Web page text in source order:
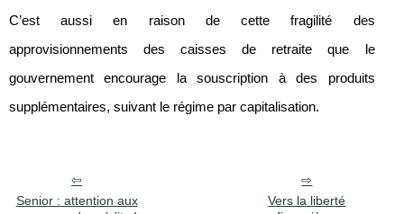
C’est aussi en raison de cette fragilité des
approvisionnements des caisses de retraite que le
gouvernement encourage la souscription à des produits
supplémentaires, suivant le régime par capitalisation.
Senior : attention aux
Vers la liberté